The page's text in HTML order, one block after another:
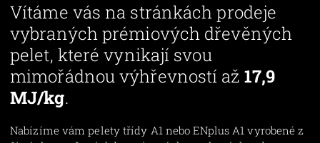
Vítáme vás na stránkách prodeje
vybraných prémiových dřevěných
pelet, které vynikají svou
mimořádnou výhřevností až 17,9
MJ/kg.
Nabízíme vám pelety třídy A1 nebo ENplus A1 vyrobené z